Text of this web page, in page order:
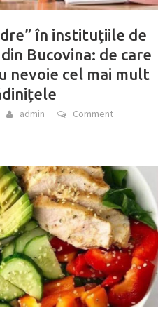
în instituțiile de
Bucovina: de care
nevoie cel mai mult
admin Comment